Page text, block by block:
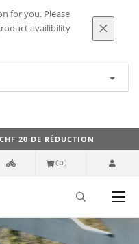
for you. Please
availibility
20 DE RÉDUCTION
(0)